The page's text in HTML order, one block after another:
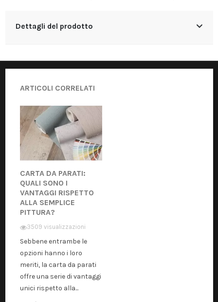
Dettagli del prodotto
ARTICOLI CORRELATI
CARTA DA PARATI:
QUALI SONO I
VANTAGGI RISPETTO
ALLA SEMPLICE
PITTURA?
3509 visualizzazioni
Sebbene entrambe le
opzioni hanno i loro
meriti, la carta da parati
offre una serie di vantaggi
unici rispetto alla...